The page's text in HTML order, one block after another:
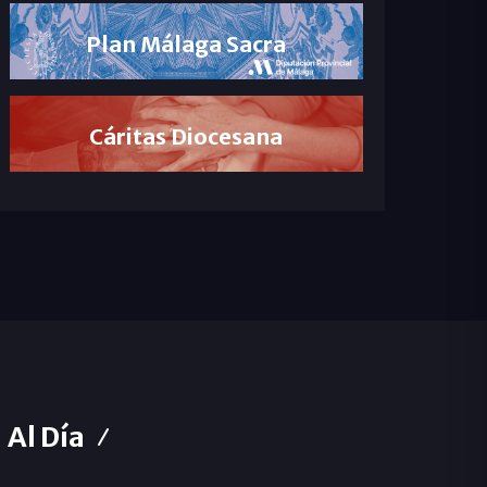
Plan Málaga Sacra
Cáritas Diocesana
Al Día